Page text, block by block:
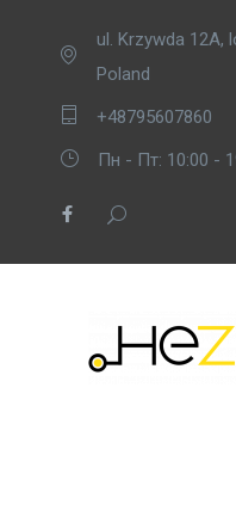
ul. Krzywda 12A,
Poland
+48795607860
Пн - Пт: 10:00 -